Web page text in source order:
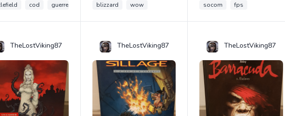
cod guerre blizzard wow socom fps
TheLostViking87 TheLostViking87 TheLostViking87